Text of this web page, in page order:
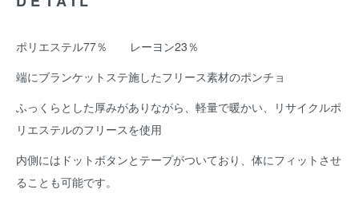
ポリエステル77％ レーヨン23％
端にブランケットステ施したフリース素材のポンチョ
ふっくらとした厚みがありながら、軽量で暖かい、リサイクルポ
リエステルのフリースを使用
内側にはドットボタンとテープがついており、体にフィットさせ
ることも可能です。